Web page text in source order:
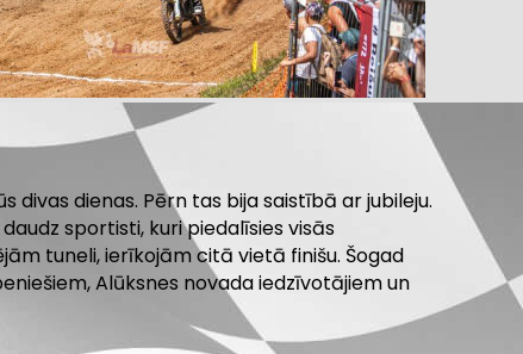
divas dienas. Pērn tas bija saistībā ar jubileju.
sportisti, kuri piedalīsies visās
tuneli, ierīkojām citā vietā finišu. Šogad
Alūksnes novada iedzīvotājiem un